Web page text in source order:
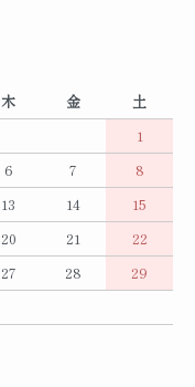
木 金
土
1
6 7
8
13 14
15
20 21
22
27 28
29